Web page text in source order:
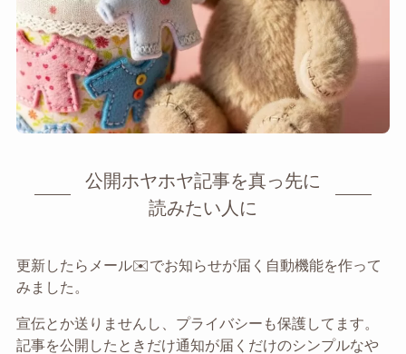
公開ホヤホヤ記事を真っ先に
読みたい人に
更新したらメール✉️でお知らせが届く自動機能を作って
みました。
宣伝とか送りませんし、プライバシーも保護してます。
記事を公開したときだけ通知が届くだけのシンプルなや